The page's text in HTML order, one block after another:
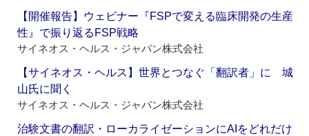
【開催報告】ウェビナー『FSPで変える臨床開発の生産
性』で振り返るFSP戦略
サイネオス・ヘルス・ジャパン株式会社
【サイネオス・ヘルス】世界とつなぐ「翻訳者」に 城
山氏に聞く
サイネオス・ヘルス・ジャパン株式会社
治験文書の翻訳・ローカライゼーションにAIをどれだけ